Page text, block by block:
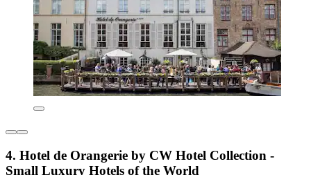
4. Hotel de Orangerie by CW Hotel Collection -
Small Luxury Hotels of the World